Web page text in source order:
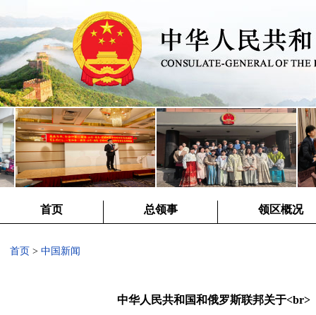
首页 总领事 领区概况
首页 > 中国新闻
中华人民共和国和俄罗斯联邦关于